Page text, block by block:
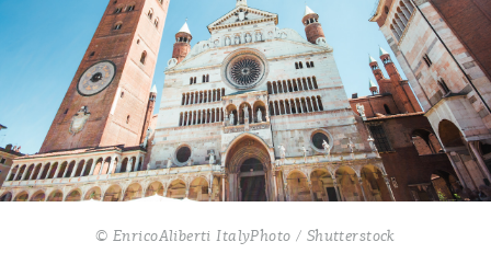
© EnricoAliberti ItalyPhoto / Shutterstock